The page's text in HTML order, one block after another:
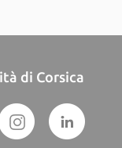
di Corsica